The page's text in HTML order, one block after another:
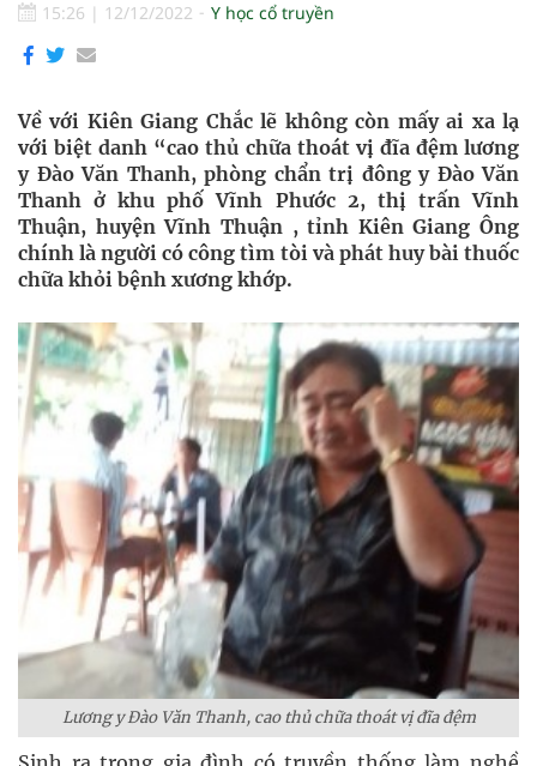
15:26 | 12/12/2022 Y học cổ truyền
Về với Kiên Giang Chắc lẽ không còn mấy ai xa lạ
với biệt danh “cao thủ chữa thoát vị đĩa đệm lương
y Đào Văn Thanh, phòng chẩn trị đông y Đào Văn
Thanh ở khu phố Vĩnh Phước 2, thị trấn Vĩnh
Thuận, huyện Vĩnh Thuận , tỉnh Kiên Giang Ông
chính là người có công tìm tòi và phát huy bài thuốc
chữa khỏi bệnh xương khớp.
Lương y Đào Văn Thanh, cao thủ chữa thoát vị đĩa đệm